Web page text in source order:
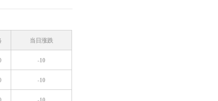
当日涨跌
-10
-10